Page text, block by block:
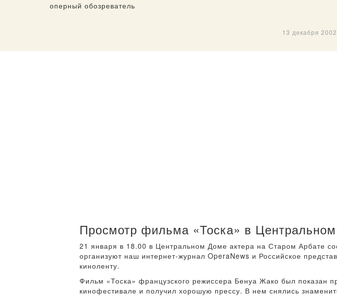
оперный обозреватель
13 декабря 2002
Просмотр фильма «Тоска» в
21 января в 18.00 в Центральном Доме актера на Старом Арбате
организуют наш интернет-журнал OperaNews и Российское
киноленту.
Фильм «Тоска» французского режиссера Бенуа Жако был показан
кинофестивале и получил хорошую прессу. В нем снялись